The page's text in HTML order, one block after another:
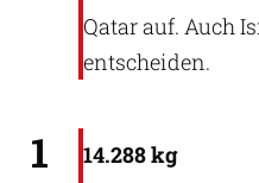
Qatar auf. Auch
entscheiden.
1
14.288 kg